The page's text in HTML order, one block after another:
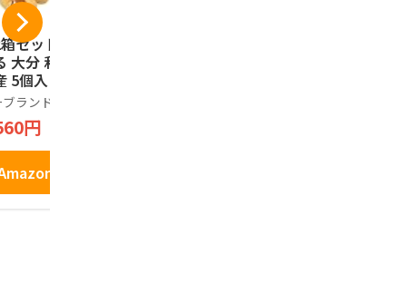
箱セット】 ざび
大分 和菓子 お
5個入り
ランド品
円
で見る